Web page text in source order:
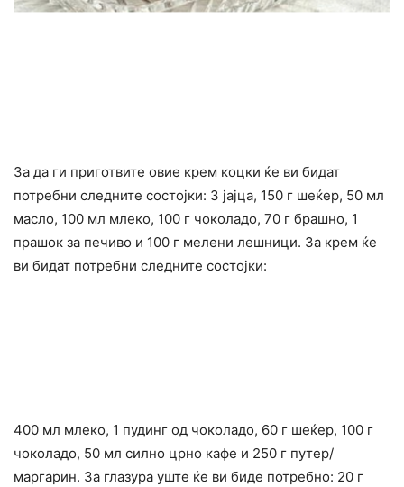
За да ги приготвите овие крем коцки ќе ви бидат
потребни следните состојки: 3 јајца, 150 г шеќер, 50 мл
масло, 100 мл млеко, 100 г чоколадо, 70 г брашно, 1
прашок за печиво и 100 г мелени лешници. За крем ќе
ви бидат потребни следните состојки:
400 мл млеко, 1 пудинг од чоколадо, 60 г шеќер, 100 г
чоколадо, 50 мл силно црно кафе и 250 г путер/
маргарин. За глазура уште ќе ви биде потребно: 20 г